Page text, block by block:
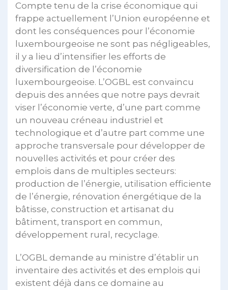
Compte tenu de la crise économique qui
frappe actuellement l’Union européenne et
dont les conséquences pour l’économie
luxembourgeoise ne sont pas négligeables,
il y a lieu d’intensifier les efforts de
diversification de l’économie
luxembourgeoise. L’OGBL est convaincu
depuis des années que notre pays devrait
viser l’économie verte, d’une part comme
un nouveau créneau industriel et
technologique et d’autre part comme une
approche transversale pour développer de
nouvelles activités et pour créer des
emplois dans de multiples secteurs:
production de l’énergie, utilisation efficiente
de l’énergie, rénovation énergétique de la
bâtisse, construction et artisanat du
bâtiment, transport en commun,
développement rural, recyclage.
L’OGBL demande au ministre d’établir un
inventaire des activités et des emplois qui
existent déjà dans ce domaine au